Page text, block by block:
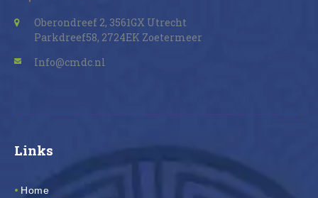
Oberondreef 2, 3561GX Utrecht
Parkdreef58, 2724EK Zoetermeer
Info@cmdc.nl
Links
Home